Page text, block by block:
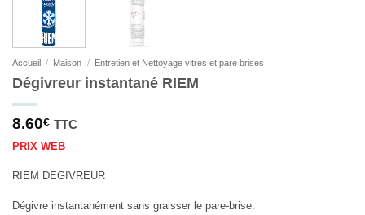
Accueil / Maison / Entretien et Nettoyage vitres et pare brises
Dégivreur instantané RIEM
8.60€ TTC
PRIX WEB
RIEM DEGIVREUR
Dégivre instantanément sans graisser le pare-brise.